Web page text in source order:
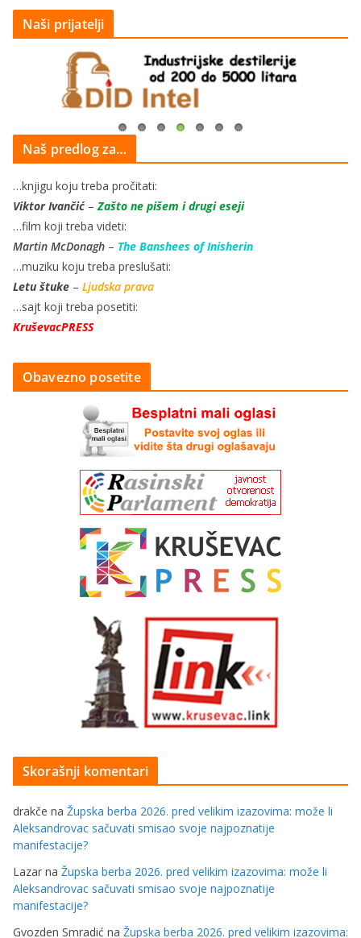
Naši prijatelji
Naš predlog za…
…knjigu koju treba pročitati:
Viktor Ivančić–Zašto ne pišem i drugi eseji
…film koji treba videti:
Martin McDonagh – The Banshees of Inisherin
…muziku koju treba preslušati:
Letu štuke – Ljudska prava
…sajt koji treba posetiti:
KruševacPRESS
Obavezno posetite
Skorašnji komentari
drakče na Župska berba 2026. pred velikim izazovima: može li
Aleksandrovac sačuvati smisao svoje najpoznatije
manifestacije?
Lazar na Župska berba 2026. pred velikim izazovima: može li
Aleksandrovac sačuvati smisao svoje najpoznatije
manifestacije?
Gvozden Smradić na Župska berba 2026. pred velikim izazovima: